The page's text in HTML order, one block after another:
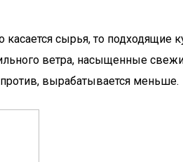
сырья, то подходящие
ветра, насыщенные
вырабатывается меньше.